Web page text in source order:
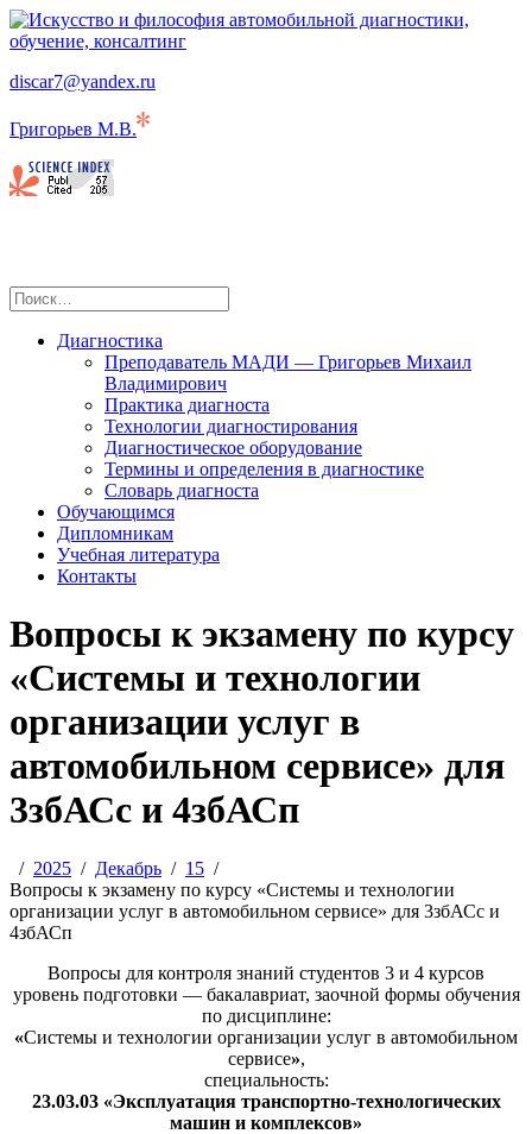
Искусство и философия автомобильной
диагностики, обучение, консалтинг
Компьютерная диагностика как наука и средство
автомобилей
discar7@yandex.ru
Григорьев М.В.
Диагностика
Преподаватель МАДИ — Григорьев Михаил
Владимирович
Практика диагноста
Технологии диагностирования
Диагностическое оборудование
Термины и определения в диагностике
Словарь диагноста
Обучающимся
Дипломникам
Учебная литература
Контакты
Вопросы к экзамену по курсу
«Системы и технологии
организации услуг в
автомобильном сервисе» для
3збАСс и 4збАСп
2025 Декабрь
15
Вопросы к экзамену по курсу «Системы и технологии
организации услуг в автомобильном сервисе» для 3збАСс и
4збАСп
Вопросы для контроля знаний студентов 3 и 4 курсов
уровень подготовки — бакалавриат, заочной формы обучения
по дисциплине:
«Системы и технологии организации услуг в автомобильном
сервисе»,
специальность:
23.03.03 «Эксплуатация транспортно-технологических
машин и комплексов»